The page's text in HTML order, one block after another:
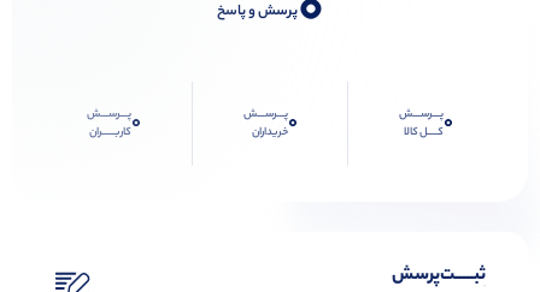
پرسش و پاسخ
0پـــرســـش
کــــل کالا
0پـــرســـش
خریداران
0پـــرســـش
کاربـــــران
ثبـــــت‌پرسش